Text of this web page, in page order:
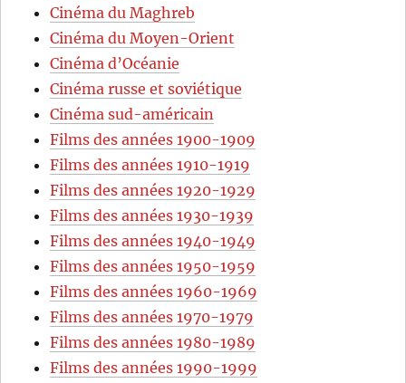
Cinéma du Maghreb
Cinéma du Moyen-Orient
Cinéma d’Océanie
Cinéma russe et soviétique
Cinéma sud-américain
Films des années 1900-1909
Films des années 1910-1919
Films des années 1920-1929
Films des années 1930-1939
Films des années 1940-1949
Films des années 1950-1959
Films des années 1960-1969
Films des années 1970-1979
Films des années 1980-1989
Films des années 1990-1999